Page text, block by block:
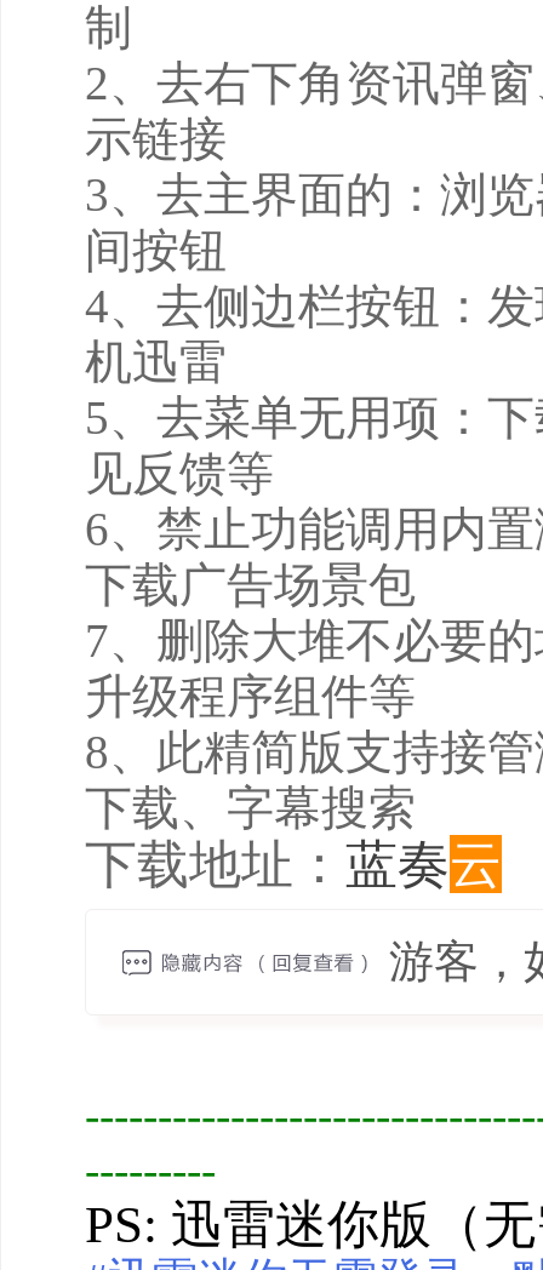
制
2、去右下角资讯弹
示链接
3、去主界面的：浏
间按钮
4、去侧边栏按钮：
机迅雷
5、去菜单无用项：
见反馈等
6、禁止功能调用内
下载广告场景包
7、删除大堆不必要
升级程序组件等
8、此精简版支持接
下载、字幕搜索
下载地址： 蓝奏云
游客，
---------
PS: 迅雷迷你版（